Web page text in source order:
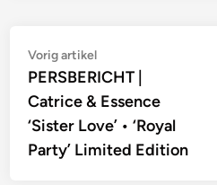
Bericht
navigatie
Vorig artikelVorig
artikel:
PERSBERICHT |
Catrice & Essence
‘Sister Love’ • ‘Royal
Party’ Limited Edition